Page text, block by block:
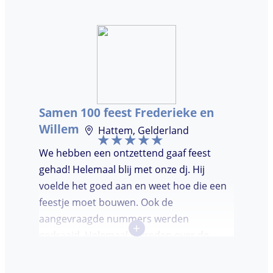
je geld. De gasten vroegen zich af waar ik
Samen 100 feest Frederieke en
Willem
Hattem, Gelderland
We hebben een ontzettend gaaf feest
gehad! Helemaal blij met onze dj. Hij
voelde het goed aan en weet hoe die een
feestje moet bouwen. Ook de
aangevraagde nummers werden
gedraaid. Helemaal tevreden over de
+